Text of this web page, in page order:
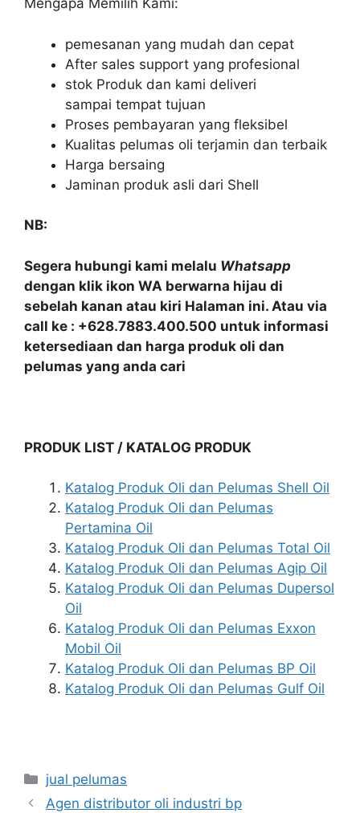
Mengapa Memilih Kami:
pemesanan yang mudah dan cepat
After sales support yang profesional
stok Produk dan kami deliveri
sampai tempat tujuan
Proses pembayaran yang fleksibel
Kualitas pelumas oli terjamin dan terbaik
Harga bersaing
Jaminan produk asli dari Shell
NB:
Segera hubungi kami melalu Whatsapp
dengan klik ikon WA berwarna hijau di
sebelah kanan atau kiri Halaman ini. Atau via
call ke : +628.7883.400.500 untuk informasi
ketersediaan dan harga produk oli dan
pelumas yang anda cari
PRODUK LIST / KATALOG PRODUK
Katalog Produk Oli dan Pelumas Shell Oil
Katalog Produk Oli dan Pelumas
Pertamina Oil
Katalog Produk Oli dan Pelumas Total Oil
Katalog Produk Oli dan Pelumas Agip Oil
Katalog Produk Oli dan Pelumas Dupersol
Oil
Katalog Produk Oli dan Pelumas Exxon
Mobil Oil
Katalog Produk Oli dan Pelumas BP Oil
Katalog Produk Oli dan Pelumas Gulf Oil
jual pelumas
Agen distributor oli industri bp